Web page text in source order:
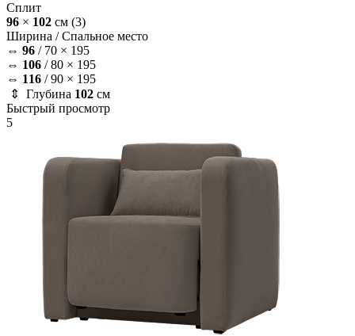
Сплит
96 × 102 см (3)
Ширина /Спальное место
⇔ 96 / 70 × 195
⇔ 106 /80 × 195
⇔ 116 /90 × 195
⇕ Глубина 102 см
Быстрый просмотр
5